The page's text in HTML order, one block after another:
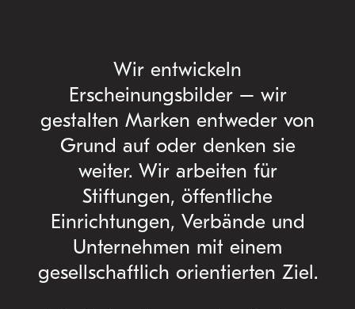
Wir entwickeln
Erscheinungsbilder – wir
gestalten Marken entweder von
Grund auf oder denken sie
weiter. Wir arbeiten für
Stiftungen, öffentliche
Einrichtungen, Verbände und
Unternehmen mit einem
gesellschaftlich orientierten Ziel.